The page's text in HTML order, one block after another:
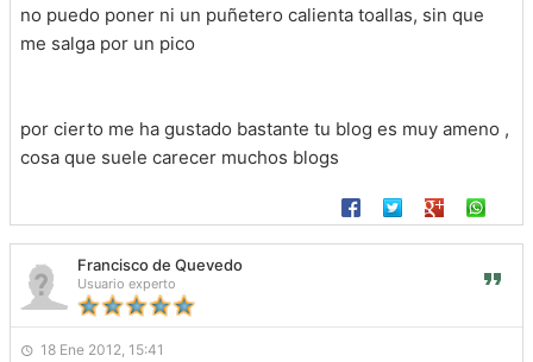
no puedo poner ni un puñetero calienta toallas, sin que
me salga por un pico
por cierto me ha gustado bastante tu blog es muy ameno ,
cosa que suele carecer muchos blogs
Francisco de Quevedo
Usuario experto
18 Ene 2012, 15:41